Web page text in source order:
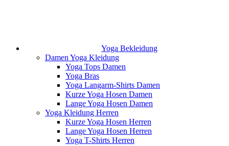
Yoga Bekleidung
Damen Yoga Kleidung
Yoga Tops Damen
Yoga Bras
Yoga Langarm-Shirts Damen
Kurze Yoga Hosen Damen
Lange Yoga Hosen Damen
Yoga Kleidung Herren
Kurze Yoga Hosen Herren
Lange Yoga Hosen Herren
Yoga T-Shirts Herren